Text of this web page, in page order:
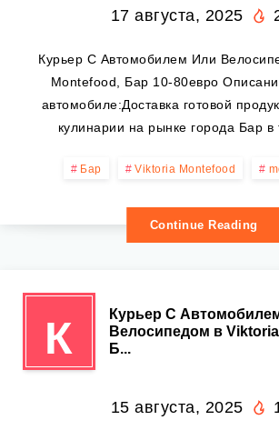
17 августа, 2025
Курьер С Автомобилем Или
Montefood, Бар 10-80евро
автомобиле:Доставка готовой
кулинарии на рынке города Бар в
Бар Viktoria Montefood
Continue Reading
К
Курьер С
Велосипедом в
Б...
15 августа, 2025